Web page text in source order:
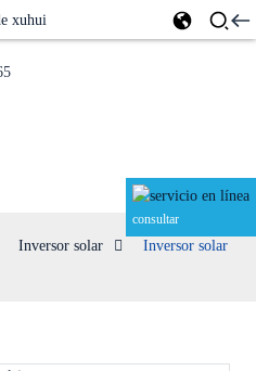
consultar
Inversor solar
Inversor solar